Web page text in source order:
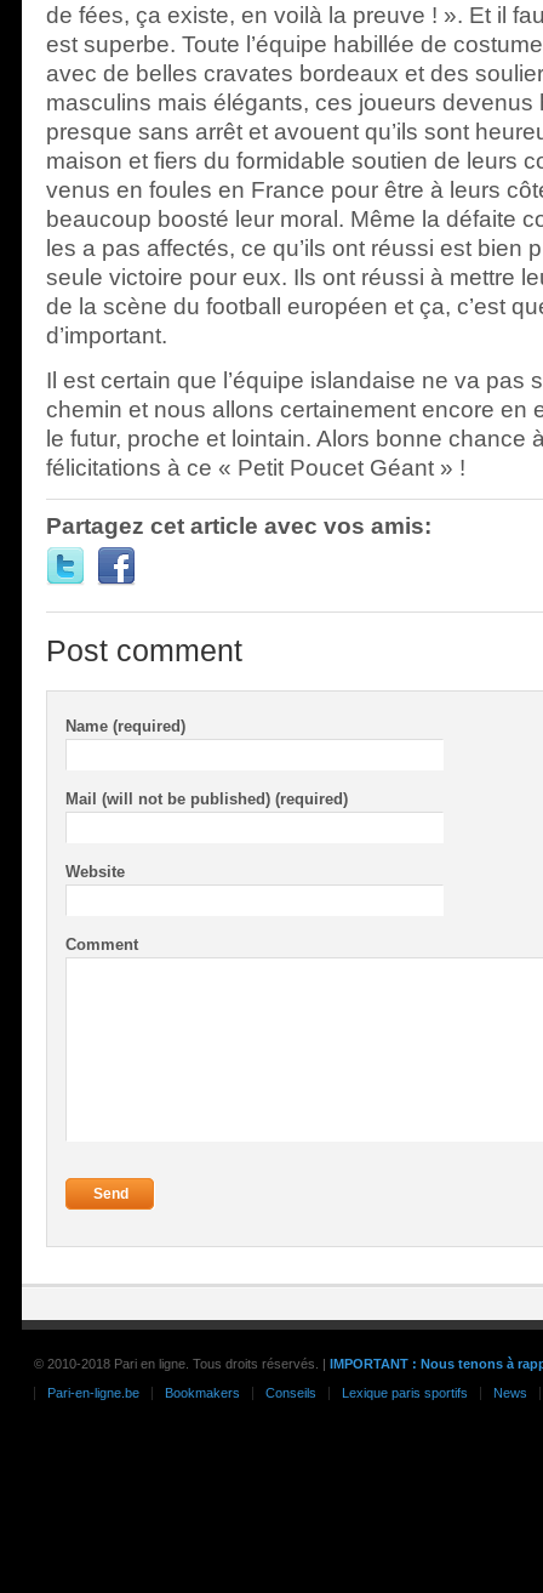
de fées, ça existe, en voilà la preuve ! ». Et il
est superbe. Toute l’équipe habillée de
avec de belles cravates bordeaux et des
masculins mais élégants, ces joueurs devenus
presque sans arrêt et avouent qu’ils sont
maison et fiers du formidable soutien de leurs
venus en foules en France pour être à leurs
beaucoup boosté leur moral. Même la défaite
les a pas affectés, ce qu’ils ont réussi est bien
seule victoire pour eux. Ils ont réussi à mettre
de la scène du football européen et ça, c’est
d’important.
Il est certain que l’équipe islandaise ne va pas
chemin et nous allons certainement encore en
le futur, proche et lointain. Alors bonne chance
félicitations à ce « Petit Poucet Géant » !
Partagez cet article avec vos amis:
Post comment
Name (required)
Mail (will not be published) (required)
Website
Comment
© 2010-2018 Pari en ligne. Tous droits réservés. | IMPORTANT : Nous tenons à
Pari-en-ligne.be
Bookmakers Conseils Lexique paris sportifs News